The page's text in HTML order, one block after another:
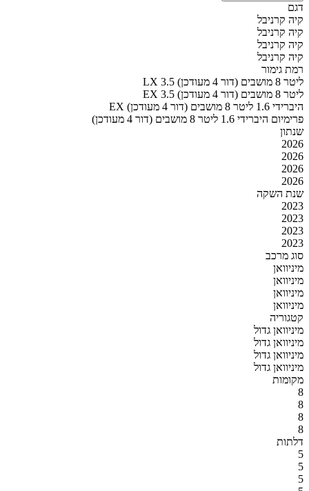
דגם
קיה קרניבל
קיה קרניבל
קיה קרניבל
קיה קרניבל
רמת גימור
LX 3.5 ליטר 8 מושבים (דור 4 מעודכן)
EX 3.5 ליטר 8 מושבים (דור 4 מעודכן)
EX היברידי 1.6 ליטר 8 מושבים (דור 4 מעודכן)
פרימיום היברידי 1.6 ליטר 8 מושבים (דור 4 מעודכן)
שנתון
2026
2026
2026
2026
שנת השקה
2023
2023
2023
2023
סוג מרכב
מיניוואן
מיניוואן
מיניוואן
מיניוואן
קטגוריה
מיניוואן גדול
מיניוואן גדול
מיניוואן גדול
מיניוואן גדול
מקומות
8
8
8
8
דלתות
5
5
5